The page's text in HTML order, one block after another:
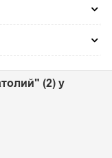
(2) у